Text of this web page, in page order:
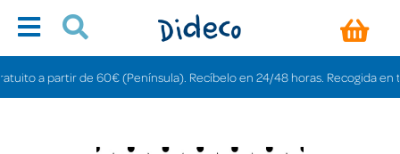
a partir de 60€ (Península). Recíbelo en 24/48 horas. Recogida en